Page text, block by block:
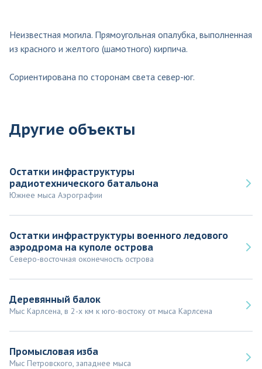
Неизвестная могила. Прямоугольная опалубка, выполненная
из красного и желтого (шамотного) кирпича.
Сориентирована по сторонам света север-юг.
Другие объекты
Остатки инфраструктуры
радиотехнического батальона
Южнее мыса Аэрографии
Остатки инфраструктуры военного ледового
аэродрома на куполе острова
Северо-восточная оконечность острова
Деревянный балок
Мыс Карлсена, в 2-х км к юго-востоку от мыса Карлсена
Промысловая изба
Мыс Петровского, западнее мыса